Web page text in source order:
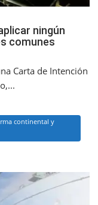
ningún
comunes
Carta de Intención
continental y